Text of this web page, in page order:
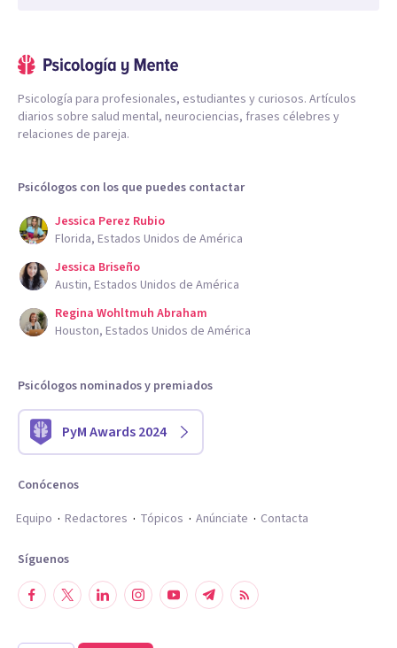
Psicología para profesionales, estudiantes y curiosos. Artículos
diarios sobre salud mental, neurociencias, frases célebres y
relaciones de pareja.
Psicólogos con los que puedes contactar
Jessica Perez Rubio
Florida, Estados Unidos de América
Jessica Briseño
Austin, Estados Unidos de América
Regina Wohltmuh Abraham
Houston, Estados Unidos de América
Psicólogos nominados y premiados
PyM Awards 2024
Conócenos
Equipo
Redactores Tópicos Anúnciate Contacta
Síguenos